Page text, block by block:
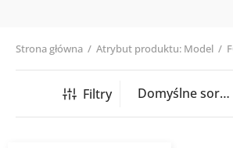
Strona główna / Atrybut produktu: Model /
Filtry